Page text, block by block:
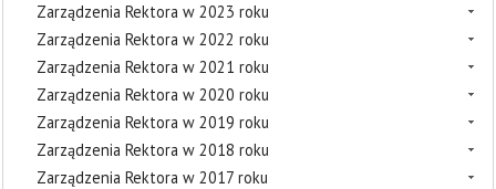
Zarządzenia Rektora w 2023 roku
Zarządzenia Rektora w 2022 roku
Zarządzenia Rektora w 2021 roku
Zarządzenia Rektora w 2020 roku
Zarządzenia Rektora w 2019 roku
Zarządzenia Rektora w 2018 roku
Zarządzenia Rektora w 2017 roku